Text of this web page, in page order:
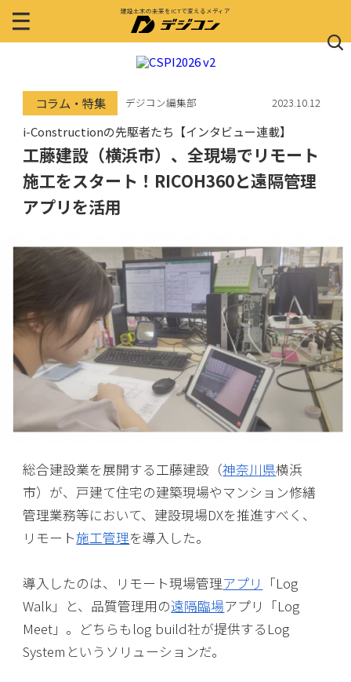
建設土木の未来をICTで変えるメディア
コラム・特集 デジコン編集部 2023.10.12
i-Constructionの先駆者たち【インタビュー連載】
工藤建設（横浜市）、全現場でリモート
施工をスタート！RICOH360と遠隔管理
アプリを活用
総合建設業を展開する工藤建設（神奈川県横浜
市）が、戸建て住宅の建築現場やマンション修繕
管理業務等において、建設現場DXを推進すべく、
リモート施工管理を導入した。
導入したのは、リモート現場管理アプリ
「Log
Walk」と、品質管理用の遠隔臨場アプリ「Log
Meet」。どちらもlog build社が提供するLog
Systemというソリューションだ。